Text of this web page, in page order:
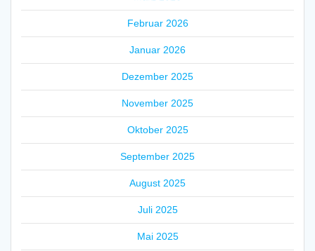
Februar 2026
Januar 2026
Dezember 2025
November 2025
Oktober 2025
September 2025
August 2025
Juli 2025
Mai 2025